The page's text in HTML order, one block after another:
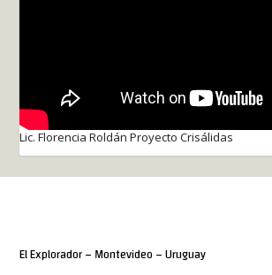
Lic. Florencia Roldán Proyecto Crisálidas
El Explorador – Montevideo – Uruguay